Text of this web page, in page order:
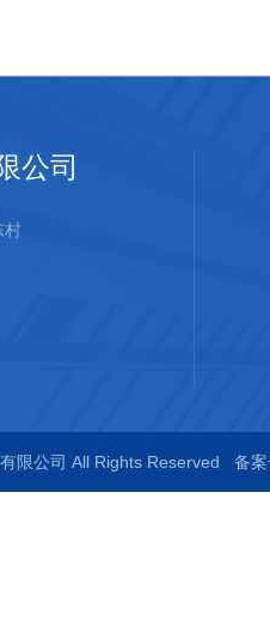
公司
村
限公司 All Rights Reserved 备